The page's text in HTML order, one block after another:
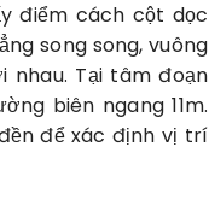
điểm cách cột dọc
song song, vuông
nhau. Tại tâm đoạn
biên ngang 11m.
để xác định vị trí